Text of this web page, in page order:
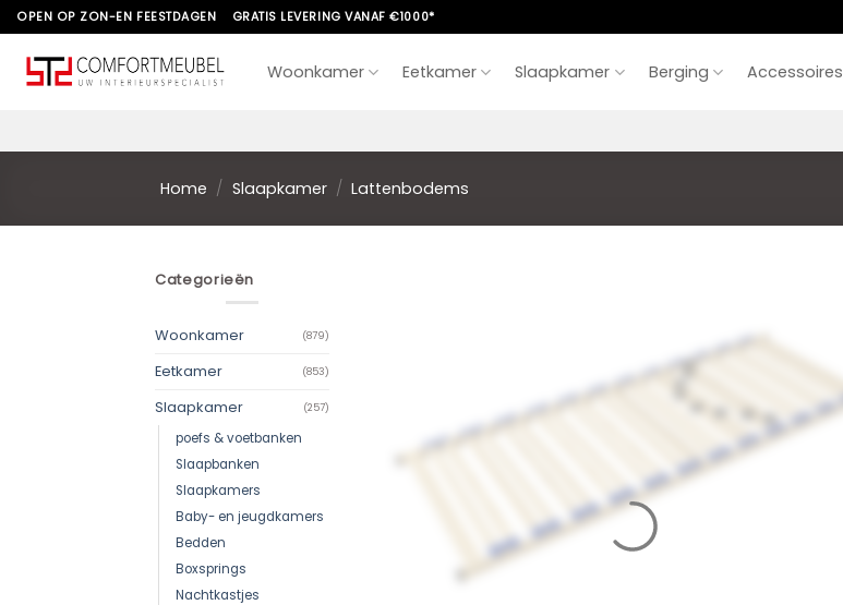
Skip
to
content
OPEN OP ZON-EN FEESTDAGEN GRATIS LEVERING VANAF €1000*
Woonkamer Eetkamer Slaapkamer Berging Accessoires
Home / Slaapkamer / Lattenbodems
Categorieën
Woonkamer (879)
Eetkamer (853)
Slaapkamer (257)
poefs & voetbanken
Slaapbanken
Slaapkamers
Baby- en jeugdkamers
Bedden
Boxsprings
Nachtkastjes